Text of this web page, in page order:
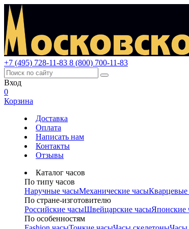
+7 (495) 728-11-83 8 (800) 700-11-83
Вход
0
Корзина
Доставка
Оплата
Написать нам
Контакты
Отзывы
Каталог часов
По типу часов
Наручные часыМеханические часыКварцевые
По стране-изготовителю
Российские часыШвейцарские часыЯпонские
По особенностям